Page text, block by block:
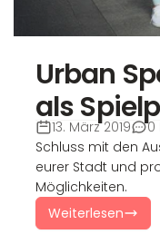
Urban
als
13. März 2019
0
Schluss mit den
eurer Stadt und
Möglichkeiten.
Weiterlesen